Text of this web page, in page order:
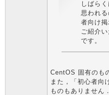
しばら
思われ
者向け掲
ご紹介
です。
CentOS 固有のも
また，「初心者向
ものもありません．